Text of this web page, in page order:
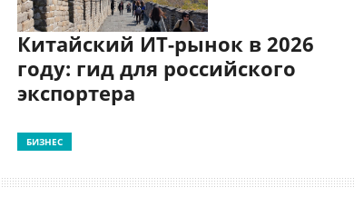
Китайский ИТ-рынок в 2026
году: гид для российского
экспортера
БИЗНЕС